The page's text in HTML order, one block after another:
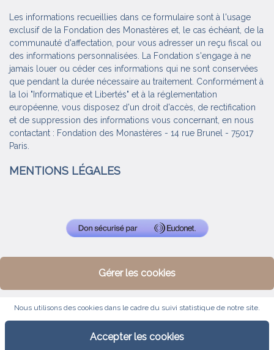
Les informations recueillies dans ce formulaire sont à l'usage
exclusif de la Fondation des Monastères et, le cas échéant, de la
communauté d'affectation, pour vous adresser un reçu fiscal ou
des informations personnalisées. La Fondation s'engage à ne
jamais louer ou céder ces informations qui ne sont conservées
que pendant la durée nécessaire au traitement. Conformément à
la loi "Informatique et Libertés" et à la réglementation
européenne, vous disposez d'un droit d'accès, de rectification
et de suppression des informations vous concernant, en nous
contactant : Fondation des Monastères - 14 rue Brunel - 75017
Paris.
MENTIONS LÉGALES
Gérer les cookies
Nous utilisons des cookies dans le cadre du suivi statistique de notre site.
Accepter les cookies